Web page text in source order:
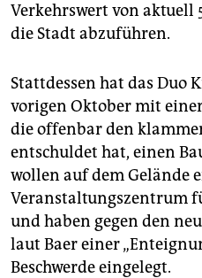
Verkehrswert von aktuell
die Stadt abzuführen.
Stattdessen hat das Duo
vorigen Oktober mit
die offenbar den
entschuldet hat, einen
wollen auf dem Gelände
Veranstaltungszentrum
und haben gegen den
laut Baer einer
Beschwerde eingelegt.